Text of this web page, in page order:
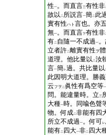
性一。而直言三有性非
故以 二 所説言一簡二 此
實有性ハト 言也。亦
無一。而直言下有性非
有二 自隨一不成過一
立者許二離實有性 ヲ
道理。他比量以 二汝
言一簡レ過。共比量以
此因明大道理。勝
云 フヲ 二 眞性有爲空等一
問。能違量時。立三
大種一時。同喩色聲
物。何成二非能有四
所立不成過一。何可レ
能有二 四大一非二 四大